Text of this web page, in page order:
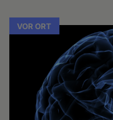
VOR ORT